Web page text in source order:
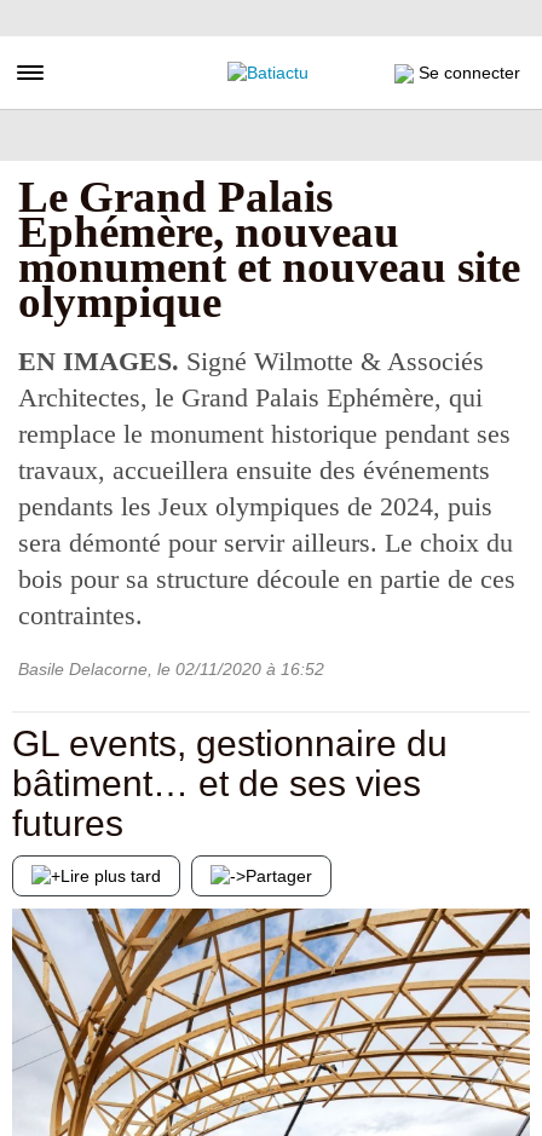
au
principal
Toggle navigation Se connecter
Le Grand Palais
Ephémère, nouveau
monument et nouveau site
olympique
EN IMAGES. Signé Wilmotte & Associés
Architectes, le Grand Palais Ephémère, qui
remplace le monument historique pendant ses
travaux, accueillera ensuite des événements
pendants les Jeux olympiques de 2024, puis
sera démonté pour servir ailleurs. Le choix du
bois pour sa structure découle en partie de ces
contraintes.
Basile Delacorne , le 02/11/2020 à 16:52
GL events, gestionnaire du
bâtiment… et de ses vies
futures
Lire plus tard Partager